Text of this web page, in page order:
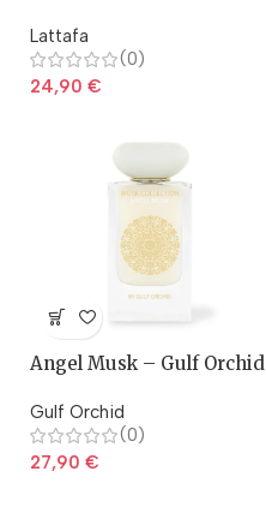
Lattafa
(0)
24,90 €
Angel Musk – Gulf Orchid
Gulf Orchid
(0)
27,90 €